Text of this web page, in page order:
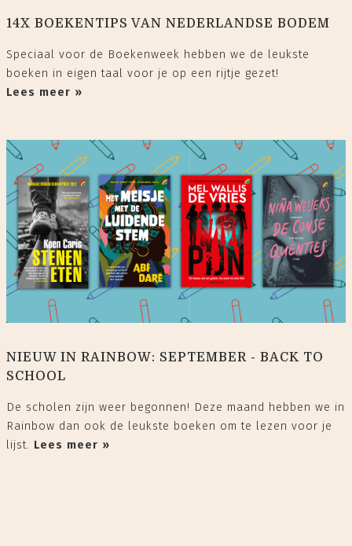
14X BOEKENTIPS VAN NEDERLANDSE BODEM
Speciaal voor de Boekenweek hebben we de leukste
boeken in eigen taal voor je op een rijtje gezet!
Lees meer »
NIEUW IN RAINBOW: SEPTEMBER - BACK TO
SCHOOL
De scholen zijn weer begonnen! Deze maand hebben we in
Rainbow dan ook de leukste boeken om te lezen voor je
lijst. Lees meer »